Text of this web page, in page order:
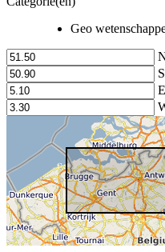
Geo
S
E